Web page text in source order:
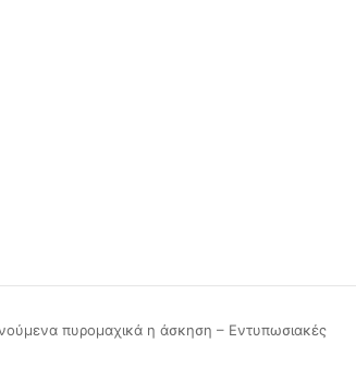
πυρομαχικά η άσκηση – Εντυπωσιακές